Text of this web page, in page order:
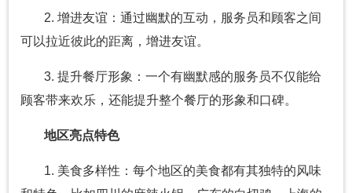
2. 增进友谊：通过幽默的互动，服务员和顾客之间
可以拉近彼此的距离，增进友谊。
3. 提升餐厅形象：一个有幽默感的服务员不仅能给
顾客带来欢乐，还能提升整个餐厅的形象和口碑。
地区亮点特色
1. 美食多样性：每个地区的美食都有其独特的风味